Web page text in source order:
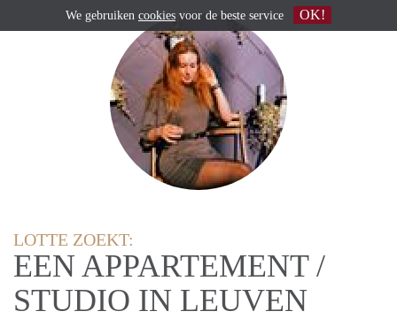
LOTTE ZOEKT:
EEN APPARTEMENT /
STUDIO IN LEUVEN
We gebruiken cookies voor de beste service OK!